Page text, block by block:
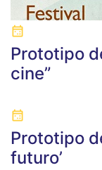
Prototipo
cine”
Prototipo
futuro’